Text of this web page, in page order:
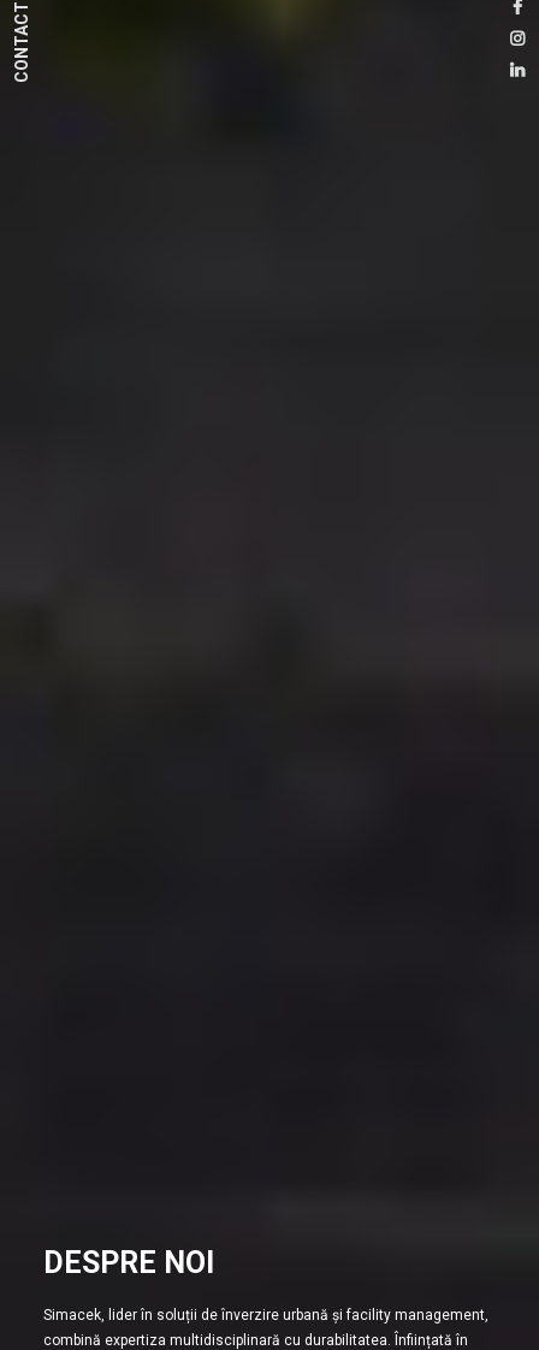
DESPRE NOI
Simacek, lider în soluții de înverzire urbană și facility management,
combină expertiza multidisciplinară cu durabilitatea. Înființată în
CONTACT